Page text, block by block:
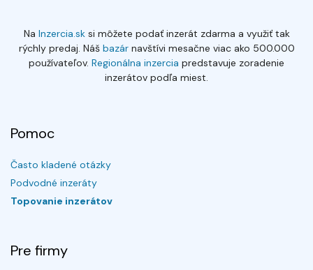
Na Inzercia.sksi môžete podať inzerát zdarma a využiť tak
rýchly predaj. Náš bazárnavštívi mesačne viac ako 500.000
používateľov. Regionálna inzercia predstavuje zoradenie
inzerátov podľa miest.
Pomoc
Často kladené otázky
Podvodné inzeráty
Topovanie inzerátov
Pre firmy